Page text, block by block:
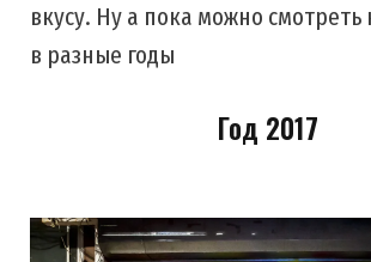
вкусу. Ну а пока можно смотреть
в разные годы
Год 2017